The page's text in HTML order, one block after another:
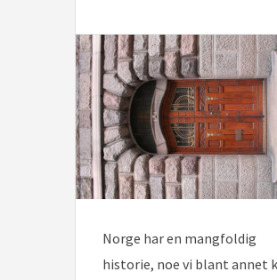
Norge har en mangfoldig
historie, noe vi blant annet